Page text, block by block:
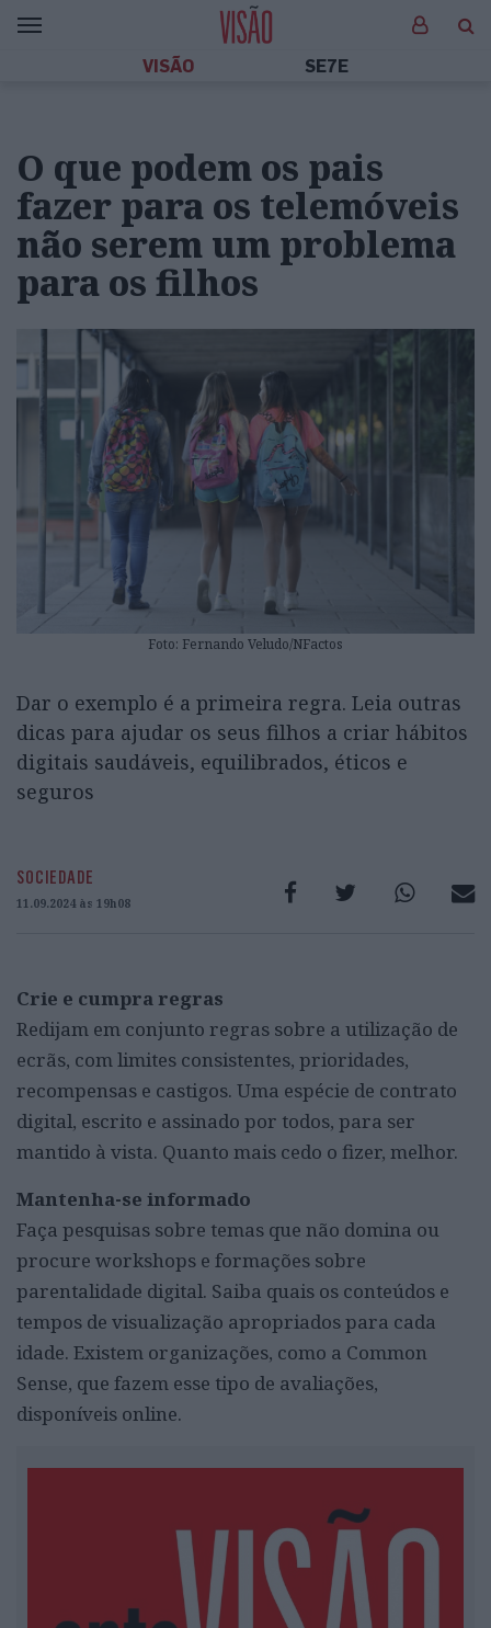
VISÃO SE7E
O que podem os pais
fazer para os telemóveis
não serem um problema
para os filhos
Foto: Fernando Veludo/NFactos
Dar o exemplo é a primeira regra. Leia outras
dicas para ajudar os seus filhos a criar hábitos
digitais saudáveis, equilibrados, éticos e
seguros
SOCIEDADE
11.09.2024 às 19h08
Crie e cumpra regras
Redijam em conjunto regras sobre a utilização de
ecrãs, com limites consistentes, prioridades,
recompensas e castigos. Uma espécie de contrato
digital, escrito e assinado por todos, para ser
mantido à vista. Quanto mais cedo o fizer, melhor.
Mantenha-se informado
Faça pesquisas sobre temas que não domina ou
procure workshops e formações sobre
parentalidade digital. Saiba quais os conteúdos e
tempos de visualização apropriados para cada
idade. Existem organizações, como a Common
Sense, que fazem esse tipo de avaliações,
disponíveis online.